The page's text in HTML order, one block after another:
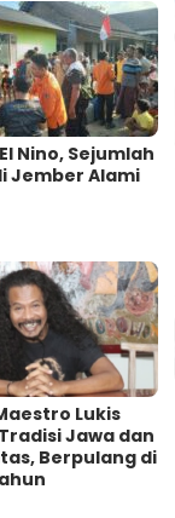
Nino, Sejumlah
Jember Alami
Lukis
Jawa dan
Berpulang di